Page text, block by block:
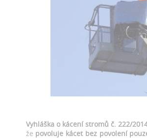
Vyhláška o kácení stromů č. 222/
že povoluje kácet bez povolení